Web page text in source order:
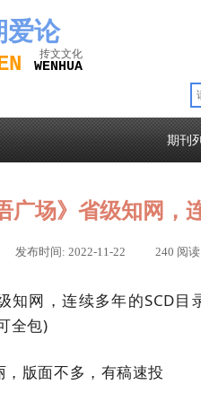
爱论
WENHUA
抟文文化
期刊
广场》省级知网，
发布时间: 2022-11-22 240 阅读
知网，连续多年的SCD
全包)
版面不多，有稿速投